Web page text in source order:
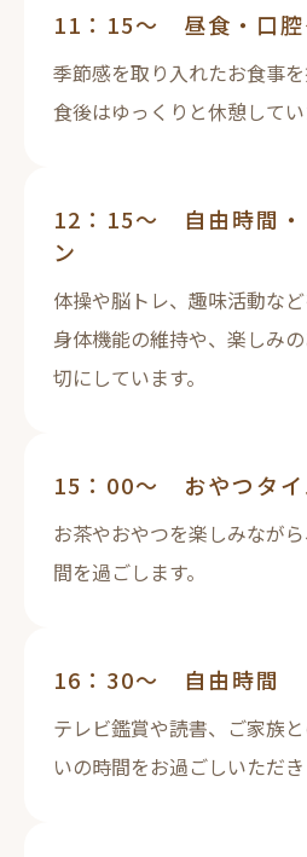
11：15～ 昼食・口腔
季節感を取り入れたお食事を
食後はゆっくりと休憩してい
12：15～ 自由時間・
ン
体操や脳トレ、趣味活動など
身体機能の維持や、楽しみ
切にしています。
15：00～ おやつタイ
お茶やおやつを楽しみなが
間を過ごします。
16：30～ 自由時間
テレビ鑑賞や読書、ご家族
いの時間をお過ごしいただき